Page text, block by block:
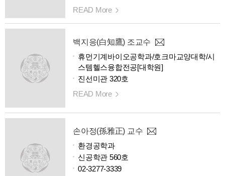
READ More
백지응(白知鷹) 조교수
휴먼기계바이오공학과/호크마교양대학/시
스템헬스융합전공[대학원]
진선미관 320호
READ More
손아정(孫雅正) 교수
환경공학과
신공학관 560호
02-3277-3339